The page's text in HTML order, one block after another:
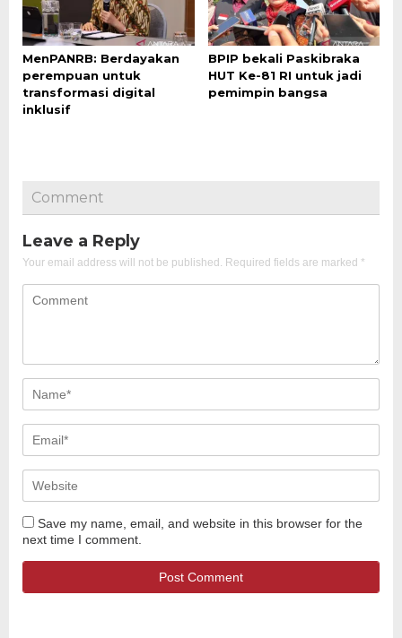
MenPANRB: Berdayakan
perempuan untuk
transformasi digital
inklusif
BPIP bekali Paskibraka
HUT Ke-81 RI untuk jadi
pemimpin bangsa
Comment
Leave a Reply
Your email address will not be published. Required fields are marked *
Save my name, email, and website in this browser for the
next time I comment.